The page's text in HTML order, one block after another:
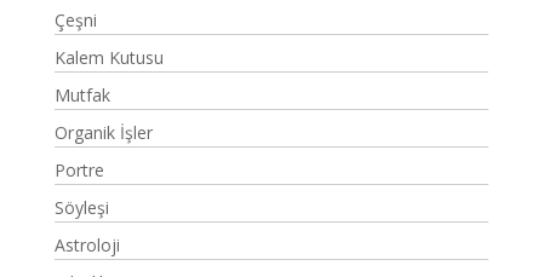
Çeşni
Kalem Kutusu
Mutfak
Organik İşler
Portre
Söyleşi
Astroloji